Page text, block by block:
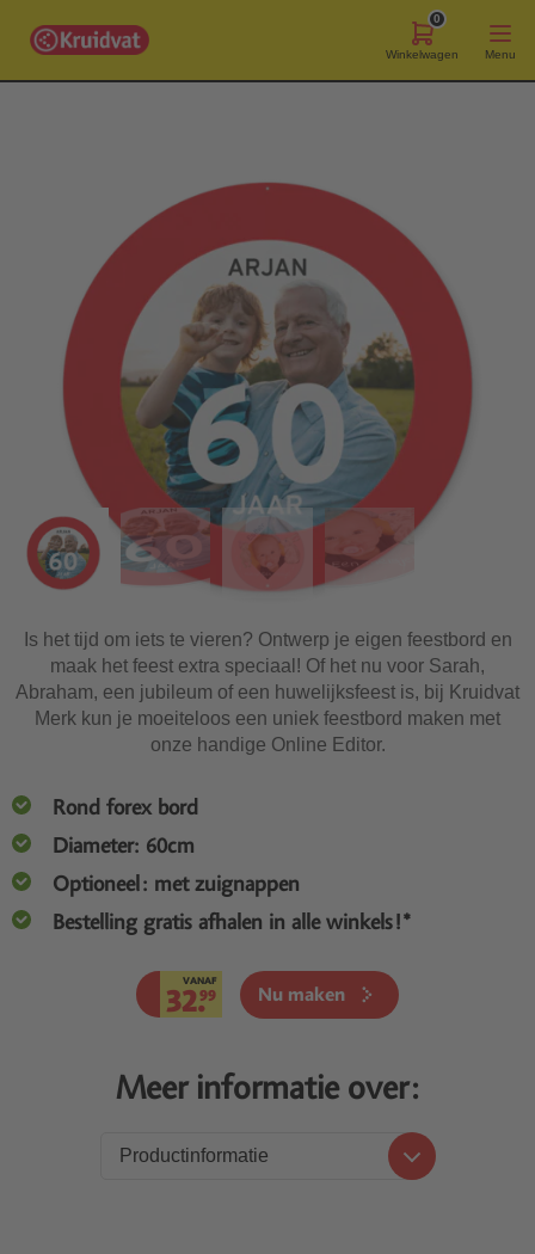
0
Winkelwagen Menu
Is het tijd om iets te vieren? Ontwerp je eigen feestbord en
maak het feest extra speciaal! Of het nu voor Sarah,
Abraham, een jubileum of een huwelijksfeest is, bij Kruidvat
Merk kun je moeiteloos een uniek feestbord maken met
onze handige Online Editor.
Rond forex bord
Diameter: 60cm
Optioneel: met zuignappen
Bestelling gratis afhalen in alle winkels!*
VANAF
32.99 Nu maken
Meer informatie over:
Productinformatie